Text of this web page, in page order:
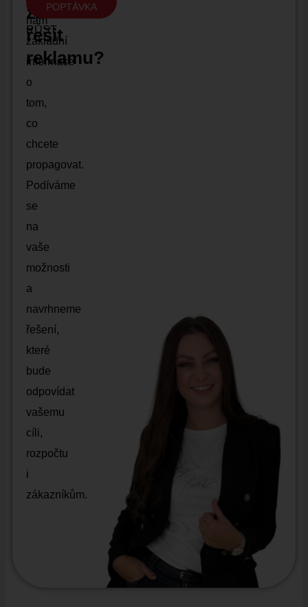
VÁM
RŮST
začít
řešit
reklamu?
nám
základní
informace
o
tom,
co
chcete
propagovat.
Podíváme
se
na
vaše
možnosti
a
navrhneme
řešení,
které
bude
odpovídat
vašemu
cíli,
rozpočtu
i
zákazníkům.
POPTÁVKA